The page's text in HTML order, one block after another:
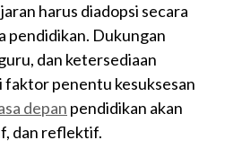
harus diadopsi secara
pendidikan. Dukungan
dan ketersediaan
penentu kesuksesan
depan pendidikan akan
dan reflektif.